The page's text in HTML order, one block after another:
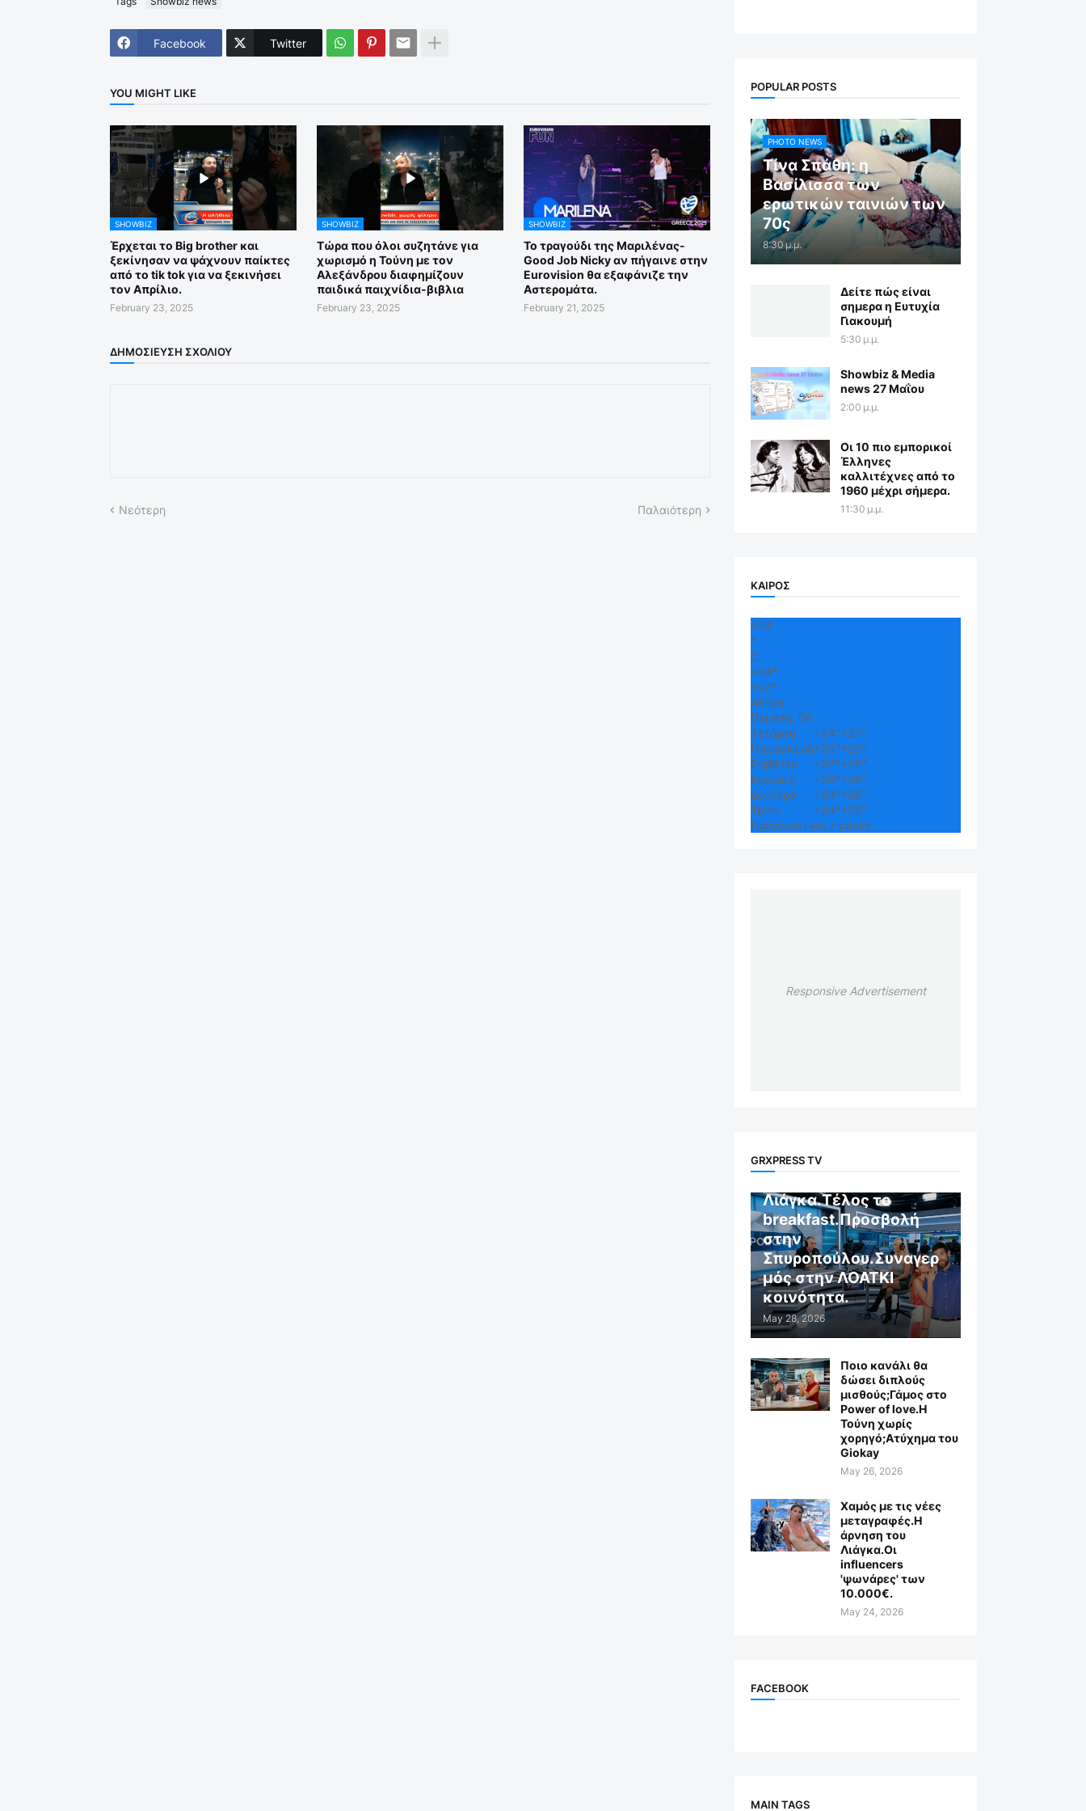
Facebook Twitter
YOU MIGHT LIKE
SHOWBIZ
Έρχεται το Big brother και
ξεκίνησαν να ψάχνουν παίκτες
από το tik tok για να ξεκινήσει
τον Απρίλιο.
February 23, 2025
SHOWBIZ
Τώρα που όλοι συζητάνε για
χωρισμό η Τούνη με τον
Αλεξάνδρου διαφημίζουν
παιδικά παιχνίδια-βιβλια
February 23, 2025
SHOWBIZ
Το τραγούδι της Μαριλένας-
Good Job Nicky αν πήγαινε στην
Eurovision θα εξαφάνιζε την
Αστερομάτα.
February 21, 2025
ΔΗΜΟΣΊΕΥΣΗ ΣΧΟΛΊΟΥ
Νεότερη Παλαιότερη
POPULAR POSTS
PHOTO NEWS
Τίνα Σπάθη: η
Βασίλισσα των
ερωτικών ταινιών των
70ς
8:30 μ.μ.
Δείτε πώς είναι
σημερα η Ευτυχία
Γιακουμή
5:30 μ.μ.
Showbiz & Media
news 27 Μαΐου
2:00 μ.μ.
Οι 10 πιο εμπορικοί
Έλληνες
καλλιτέχνες από το
1960 μέχρι σήμερα.
11:30 μ.μ.
ΚΑΙΡΟΣ
+34
°
C
+34°
+27°
Αθήνα
Πέμπτη, 06
Τετάρτη
+34°+27°
Παρασκευή+35°+29°
Σάββατο
+37°+28°
Κυριακή
+36°+28°
Δευτέρα
+33°+25°
Τρίτη
+34°+23°
Πρόγνωση για 7 μέρες
Responsive Advertisement
GRXPRESS TV
GR X WEB TV
Λιάγκα.Τέλος το
breakfast.Προσβολή
στην
Σπυροπούλου.Συναγερ
μός στην ΛΟΑΤΚΙ
κοινότητα.
May 28, 2026
Ποιο κανάλι θα
δώσει διπλούς
μισθούς;Γάμος στο
Power of love.Η
Τούνη χωρίς
χορηγό;Aτύχημα του
Giokay
May 26, 2026
Χαμός με τις νέες
μεταγραφές.Η
άρνηση του
Λιάγκα.Οι
influencers
'ψωνάρες' των
10.000€.
May 24, 2026
FACEBOOK
MAIN TAGS